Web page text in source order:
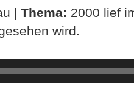
| Thema: 2000 lief
wird.